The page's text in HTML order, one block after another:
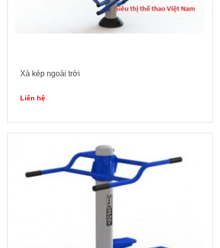
Xà kép ngoài trời
Liên hệ